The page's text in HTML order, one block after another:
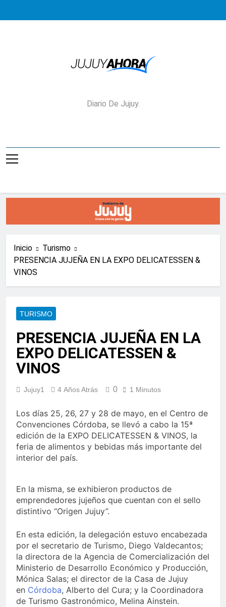
Jujuy Ahora!
Diario De Jujuy.
Inicio
Turismo
PRESENCIA JUJEÑA EN LA EXPO DELICATESSEN &
VINOS
TURISMO
PRESENCIA JUJEÑA EN LA
EXPO DELICATESSEN &
VINOS
Jujuy1 4 Años Atrás 0 1 Minutos
Los días 25, 26, 27 y 28 de mayo, en el Centro de
Convenciones Córdoba, se llevó a cabo la 15ª
edición de la EXPO DELICATESSEN & VINOS, la
feria de alimentos y bebidas más importante del
interior del país.
En la misma, se exhibieron productos de
emprendedores jujeños que cuentan con el sello
distintivo “Origen Jujuy”.
En esta edición, la delegación estuvo encabezada
por el secretario de Turismo, Diego Valdecantos;
la directora de la Agencia de Comercialización del
Ministerio de Desarrollo Económico y Producción,
Mónica Salas; el director de la Casa de Jujuy
en Córdoba, Alberto del Cura; y la Coordinadora
de Turismo Gastronómico, Melina Ainstein.